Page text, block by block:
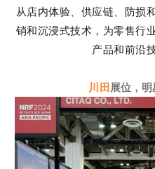
从店内体验、供应链、防损
销和沉浸式技术，为零售行
产品和前沿
川田 展位，